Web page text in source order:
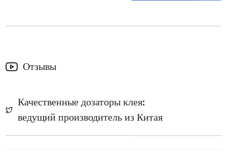
Отзывы
Качественные дозаторы клея:
ведущий производитель из Китая